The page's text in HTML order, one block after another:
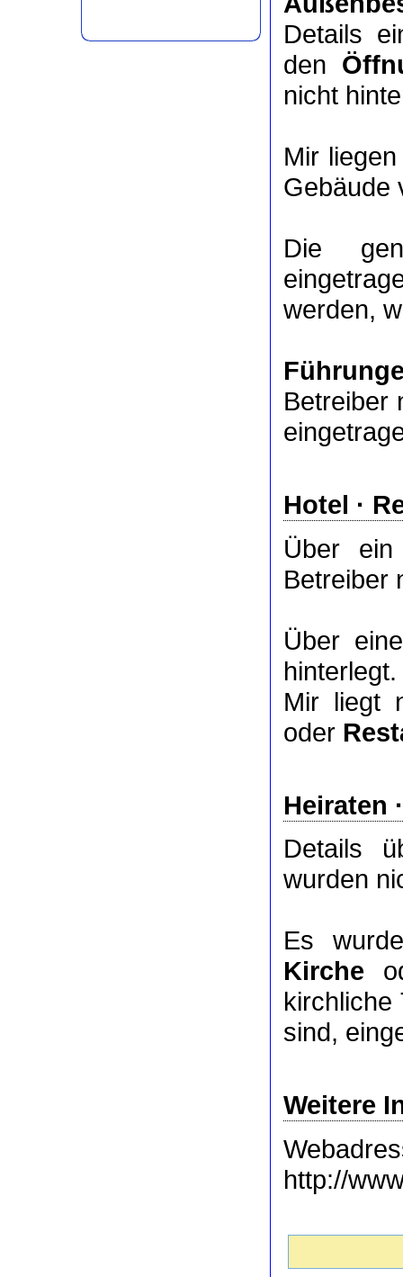
Details
den
nicht
Mir
Gebäude
Die
werden,
Betreiber
Hotel ·
Über
Betreiber
Über
hinterlegt.
Mir liegt
oder
Heiraten
Details
wurden
Es
Kirche
kirchliche
sind,
Weitere
http://